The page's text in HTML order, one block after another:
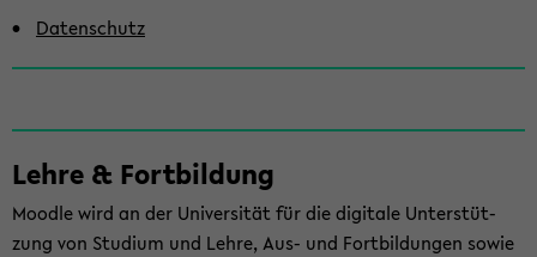
Da­ten­schutz
Lehre & Fort­bil­dung
Mood­le wird an der Uni­ver­si­tät für die di­gi­ta­le Un­ter­stüt­
zung von Stu­di­um und Lehre, Aus- und Fort­bil­dun­gen sowie